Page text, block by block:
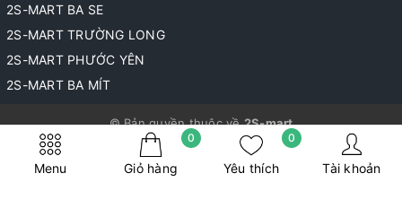
Menu Giỏ hàng
0
Yêu thích
0
Tài khoản
2S-MART BA SE
2S-MART TRƯỜNG LONG
2S-MART PHƯỚC YÊN
2S-MART BA MÍT
© Bản quyền thuộc về2S-mart
Cung cấp bởi
Sapo